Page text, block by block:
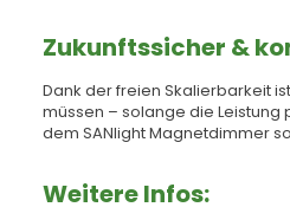
Zukunftssicher &
Dank der freien Skalierbarkeit
müssen – solange die Leistung
dem SANlight Magnetdimmer
Weitere Infos: